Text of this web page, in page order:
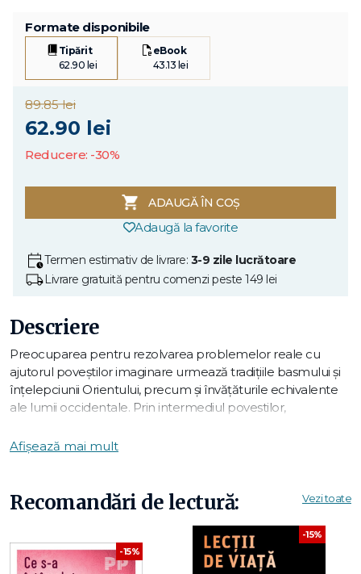
Formate disponibile
Tipărit
62.90 lei
eBook
43.13 lei
89.85 lei
62.90 lei
Reducere: -30%
ADAUGĂ ÎN COȘ
Adaugă la favorite
Termen estimativ de livrare: 3-9 zile lucrătoare
Livrare gratuită pentru comenzi peste 149 lei
Descriere
Preocuparea pentru rezolvarea problemelor reale cu
ajutorul poveștilor imaginare urmează tradițiile basmului și
înțelepciunii Orientului, precum și învățăturile echivalente
ale lumii occidentale. Prin intermediul povestilor,
desăvârșite. Pornind de la principiile psihoterapiei sistemice
intervenție terapeutică și ne oferă oferă o colecție de
povești care pot fi utilizate cu succes în consiliere,
psihoterapie, pedagogie sau tratamente medicale. In a
doua parte a cărții descoperim instrumente precum
inducerea transei, recadrarea, utilizarea metaforei, precum
Afișează mai mult
Recomandări de lectură: Vezi toate
-15%
-15%